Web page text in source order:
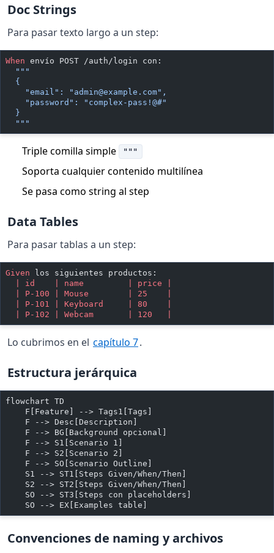
Doc Strings
Para pasar texto largo a un step:
When envío POST /auth/login con:
  """
  {
    "email": "
admin@example.com",
    "password": "complex-pass!@#"
  }
  """
Triple comilla simple """
Soporta cualquier contenido multilínea
Se pasa como string al step
Data Tables
Para pasar tablas a un step:
Given
los siguientes productos:
  | id    | name         | price |
  | P-100 | Mouse        | 25    |
  | P-101 | Keyboard     | 80    |
  | P-102 | Webcam       | 120   |
Lo cubrimos en el capítulo 7.
Estructura jerárquica
flowchart TD
    F[Feature] --> Tags1[Tags]
    F --> Desc[Description]
    F --> BG[Background opcional]
    F --> S1[Scenario 1]
    F --> S2[Scenario 2]
    F --> SO[Scenario Outline]
    S1 --> ST1[Steps Given/When/Then]
    S2 --> ST2[Steps Given/When/Then]
    SO --> ST3[Steps con placeholders]
    SO --> EX[Examples table]
Convenciones de naming y archivos